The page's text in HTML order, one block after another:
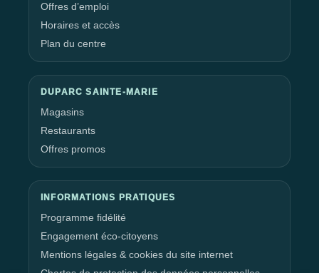
Offres d’emploi
Horaires et accès
Plan du centre
DUPARC SAINTE-MARIE
Magasins
Restaurants
Offres promos
INFORMATIONS PRATIQUES
Programme fidélité
Engagement éco-citoyens
Mentions légales & cookies du site internet